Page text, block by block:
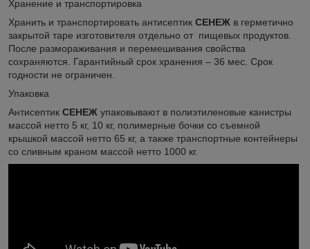
Хранение и транспортировка
Хранить и транспортировать антисептик СЕНЕЖ в герметично
закрытой таре изготовителя отдельно от пищевых продуктов.
После размораживания и перемешивания свойства
сохраняются. Гарантийный срок хранения – 36 мес. Срок
годности не ограничен.
Упаковка
Антисептик СЕНЕЖ упаковывают в полиэтиленовые канистры
массой нетто 5 кг, 10 кг, полимерные бочки со съемной
крышкой массой нетто 65 кг, а также транспортные контейнеры
со сливным краном массой нетто 1000 кг.